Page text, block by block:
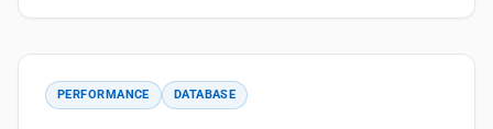
PERFORMANCE DATABASE